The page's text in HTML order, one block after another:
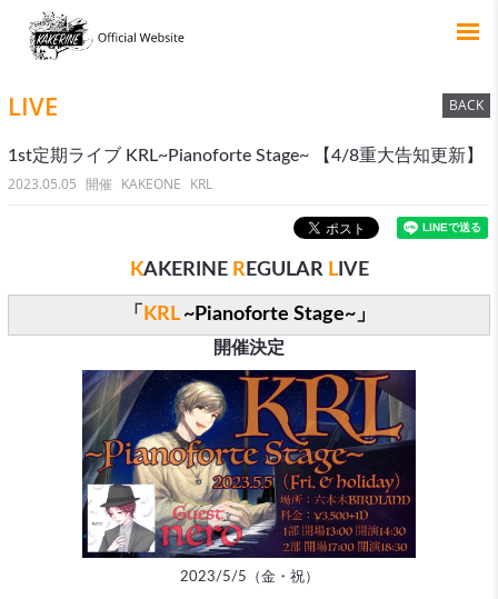
LIVE BACK
1st定期ライブ KRL~Pianoforte Stage~ 【4/8重大告知更新】
2023.05.05 KAKEONE KRL
KAKERINE REGULAR LIVE
「 KRL ~Pianoforte Stage~」
開催決定
2023/5/5（金・祝）